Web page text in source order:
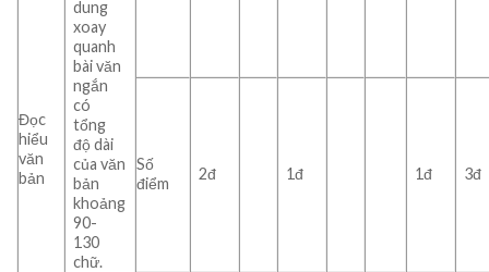
Đọc
hiểu
văn
bản
dung
xoay
quanh
bài văn
ngắn
có
tổng
độ dài
của văn
bản
khoảng
90-
130
chữ.
Số
điểm
2đ 1đ 1đ 3đ